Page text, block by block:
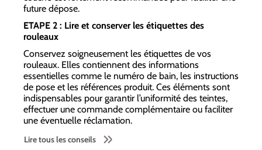
future dépose.
ETAPE 2 : Lire et conserver les étiquettes des
rouleaux
Conservez soigneusement les étiquettes de vos
rouleaux. Elles contiennent des informations
essentielles comme le numéro de bain, les instructions
de pose et les références produit. Ces éléments sont
indispensables pour garantir l’uniformité des teintes,
effectuer une commande complémentaire ou faciliter
une éventuelle réclamation.
Lire tous les conseils